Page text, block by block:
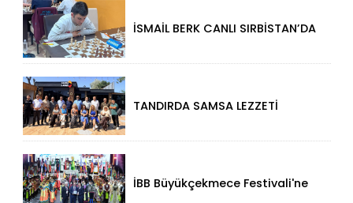
İSMAİL BERK CANLI SIRBİSTAN’DA
TANDIRDA SAMSA LEZZETİ
İBB Büyükçekmece Festivali'ne